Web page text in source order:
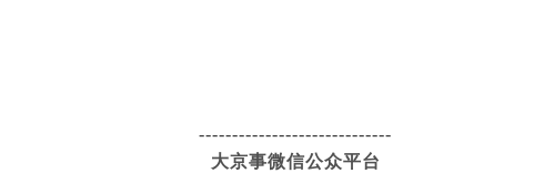
-----------------------------
大京事微信公众平台